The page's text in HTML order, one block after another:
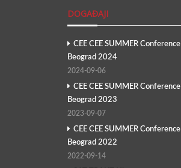
DOGAĐAJI
CEE CEE SUMMER Conference
Beograd 2024
2024-09-06
CEE CEE SUMMER Conference
Beograd 2023
2023-09-07
CEE CEE SUMMER Conference
Beograd 2022
2022-09-14